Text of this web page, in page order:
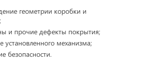
геометрии коробки и
и прочие дефекты покрытия;
установленного механизма;
безопасности.